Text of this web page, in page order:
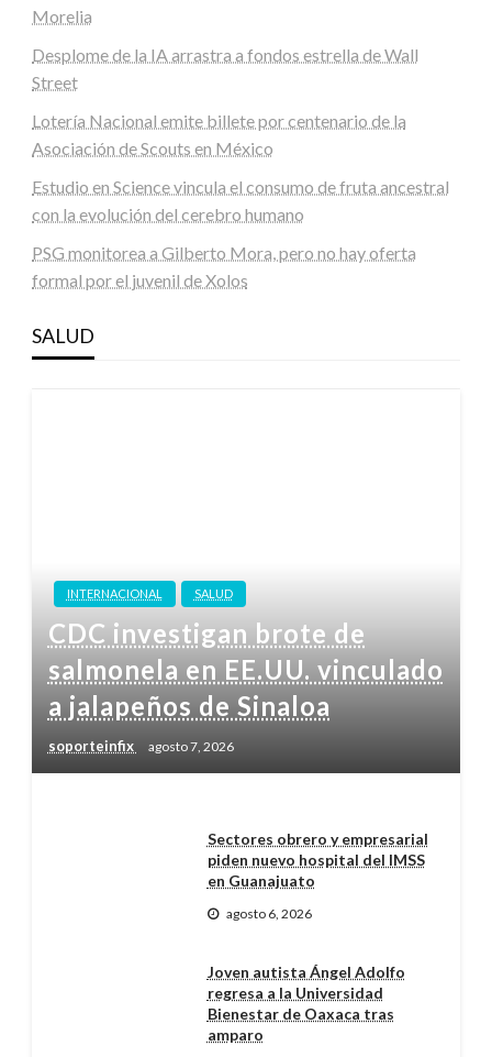
Morelia
Desplome de la IA arrastra a fondos estrella de Wall
Street
Lotería Nacional emite billete por centenario de la
Asociación de Scouts en México
Estudio en Science vincula el consumo de fruta ancestral
con la evolución del cerebro humano
PSG monitorea a Gilberto Mora, pero no hay oferta
formal por el juvenil de Xolos
SALUD
INTERNACIONAL SALUD
CDC investigan brote de
salmonela en EE.UU. vinculado
a jalapeños de Sinaloa
soporteinfix agosto 7, 2026
Sectores obrero y empresarial
piden nuevo hospital del IMSS
en Guanajuato
agosto 6, 2026
Joven autista Ángel Adolfo
regresa a la Universidad
Bienestar de Oaxaca tras
amparo